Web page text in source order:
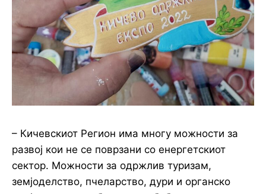
– Кичевскиот Регион има многу можности за
развој кои не се поврзани со енергетскиот
сектор. Можности за одржлив туризам,
земјоделство, пчеларство, дури и органско